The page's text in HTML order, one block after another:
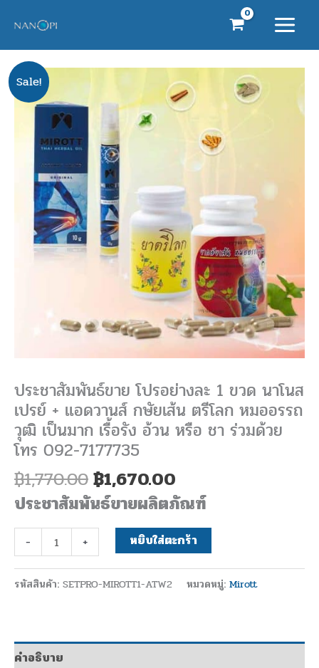
content
Sale!
ประชาสัมพันธ์ขาย โปรอย่างละ 1 ขวด นาโนส
เปรย์ + แอดวานส์ กษัยเส้น ตรีโลก หมออรรถ
วุฒิ เป็นมาก เรื้อรัง อ้วน หรือ ชา ร่วมด้วย
โทร 092-7177735
฿1,770.00
Original
price
was:
฿1,770.00.
฿1,670.00
Current
price
is:
฿1,670.00.
ประชาสัมพันธ์ขายผลิตภัณฑ์
-
จำนวน
ประชาสัมพันธ์
ส์
กษัย
เส้น
ตรีโลก
หมอ
อรรถ
วุฒิ
เป็น
มาก
เรื้อรัง
อ้วน
ร่วม
+ หยิบใส่ตะกร้า
รหัสสินค้า: SETPRO-MIROTT1-ATW2 หมวดหมู่: Mirott
คำอธิบาย